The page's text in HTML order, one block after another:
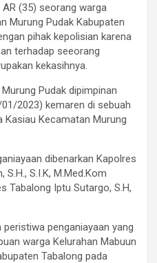
(35) seorang warga
Murung Pudak Kabupaten
pihak kepolisian karena
terhadap seeorang
kekasihnya.
Pudak dipimpinan
2023) kemaren di sebuah
Kasiau Kecamatan Murung
dibenarkan Kapolres
S.I.K, M.Med.Kom
Tabalong Iptu Sutargo, S.H,
penganiayaan yang
warga Kelurahan Mabuun
Tabalong pada